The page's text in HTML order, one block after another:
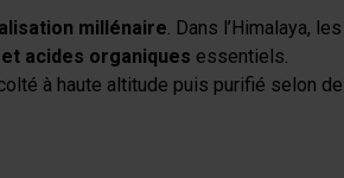
millénaire. Dans l’Himalaya,
acides organiques essentiels.
à haute altitude puis purifié selon